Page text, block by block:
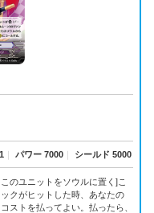
｜ パワー 7000 ｜ シールド 5000
のユニットをソウルに置く]こ
クがヒットした時、あなたの
ストを払ってよい。払ったら、